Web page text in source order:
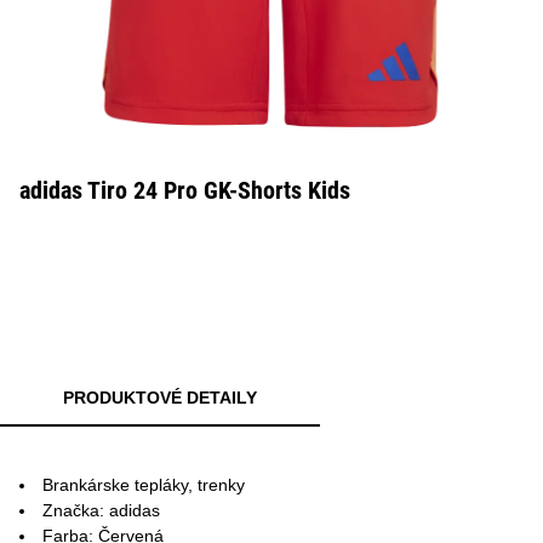
adidas Tiro 24 Pro GK-Shorts Kids
PRODUKTOVÉ DETAILY
Brankárske tepláky, trenky
Značka: adidas
Farba: Červená